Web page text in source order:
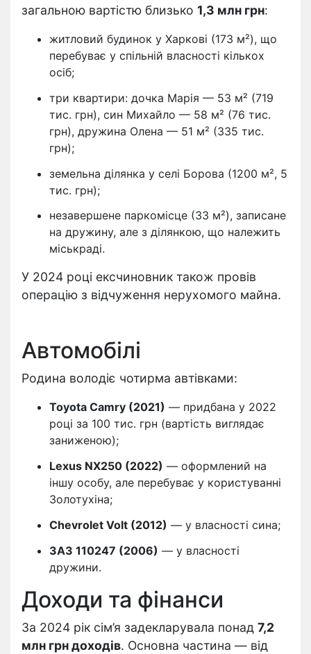
загальною вартістю близько 1,3 млн грн:
житловий будинок у Харкові (173 м²), що
перебуває у спільній власності кількох
осіб;
три квартири: дочка Марія — 53 м² (719
тис. грн), син Михайло — 58 м² (76 тис.
грн), дружина Олена — 51 м² (335 тис.
грн);
земельна ділянка у селі Борова (1200 м², 5
тис. грн);
незавершене паркомісце (33 м²), записане
на дружину, але з ділянкою, що належить
міськраді.
У 2024 році ексчиновник також провів
операцію з відчуження нерухомого майна.
Автомобілі
Родина володіє чотирма автівками:
Toyota Camry (2021) — придбана у 2022
році за 100 тис. грн (вартість виглядає
заниженою);
Lexus NX250 (2022) — оформлений на
іншу особу, але перебуває у користуванні
Золотухіна;
Chevrolet Volt (2012) — у власності сина;
ЗАЗ 110247 (2006) — у власності
дружини.
Доходи та фінанси
За 2024 рік сім’я задекларувала понад 7,2
млн грн доходів. Основна частина — від